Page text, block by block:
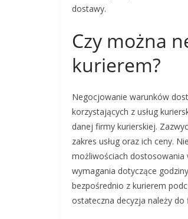
dostawy.
Czy można
kurierem?
Negocjowanie warunków
korzystających z usług
danej firmy kurierskiej.
zakres usług oraz ich ceny.
możliwościach dostosowania
wymagania dotyczące
bezpośrednio z kurierem
ostateczna decyzja należy